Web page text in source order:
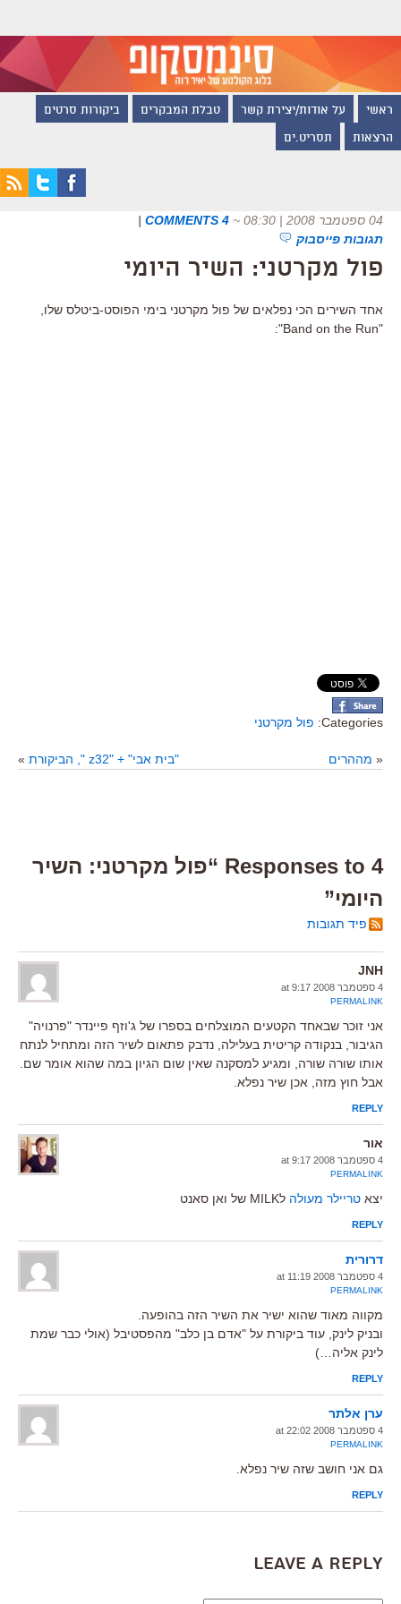
ראשי על אודות/יצירת קשר טבלת המבקרים ביקורות סרטים
הרצאות תסריט.ים
04 ספטמבר 2008 | 08:30 ~
4 COMMENTS
|
תגובות פייסבוק
פול מקרטני: השיר היומי
אחד השירים הכי נפלאים של פול מקרטני בימי הפוסט-ביטלס שלו,
"Band on the Run":
Categories: פול מקרטני
« מההרים "בית אבי" + "z32 ", הביקורת »
4 Responses to “פול מקרטני: השיר
היומי”
פיד תגובות
JNH
4 ספטמבר 2008 at 9:17
PERMALINK
אני זוכר שבאחד הקטעים המוצלחים בספרו של ג'וזף פיינדר "פרנויה"
הגיבור, בנקודה קריטית בעלילה, נדבק פתאום לשיר הזה ומתחיל לנתח
אותו שורה שורה, ומגיע למסקנה שאין שום הגיון במה שהוא אומר שם.
אבל חוץ מזה, אכן שיר נפלא.
REPLY
אור
4 ספטמבר 2008 at 9:17
PERMALINK
יצא טריילר מעולה לMILK של ואן סאנט
REPLY
דרורית
4 ספטמבר 2008 at 11:19
PERMALINK
מקווה מאוד שהוא ישיר את השיר הזה בהופעה.
ובניק לינק, עוד ביקורת על "אדם בן כלב" מהפסטיבל (אולי כבר שמת
לינק אליה…)
REPLY
ערן אלתר
4 ספטמבר 2008 at 22:02
PERMALINK
גם אני חושב שזה שיר נפלא.
REPLY
Leave a Reply